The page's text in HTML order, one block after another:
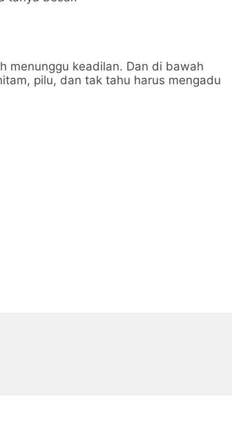
menunggu keadilan. Dan di bawah
pilu, dan tak tahu harus mengadu